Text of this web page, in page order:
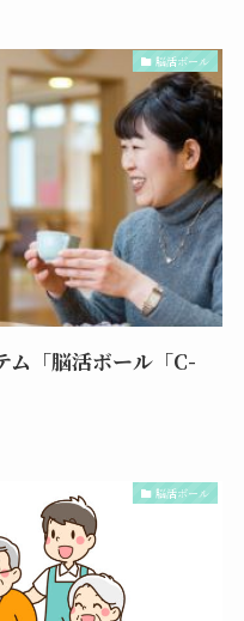
脳活ボール
ム「脳活ボール「C-
脳活ボール